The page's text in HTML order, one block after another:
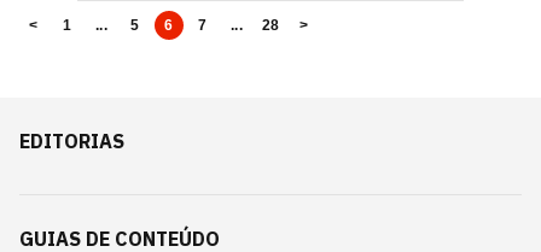
< 1 ... 5 6 7 ... 28 >
EDITORIAS
GUIAS DE CONTEÚDO